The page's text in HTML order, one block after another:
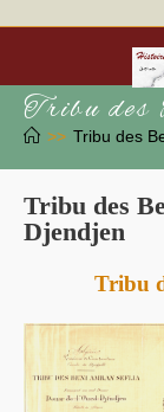
to
Tribu
>> Tribu des
Tribu des
Djendjen
Tribu